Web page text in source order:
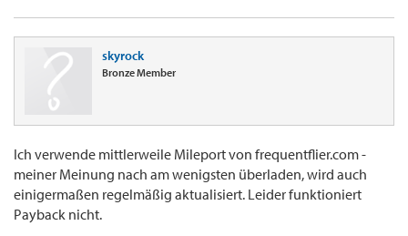
skyrock
Bronze Member
Ich verwende mittlerweile Mileport von frequentflier.com -
meiner Meinung nach am wenigsten überladen, wird auch
einigermaßen regelmäßig aktualisiert. Leider funktioniert
Payback nicht.